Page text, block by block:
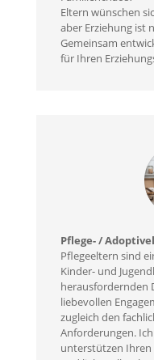
Eltern wünschen
aber Erziehung ist
Gemeinsam
für Ihren
Pflege- /
Pflegeeltern sind
Kinder- und
herausfordernden
liebevollen
zugleich den
Anforderungen.
unterstützen